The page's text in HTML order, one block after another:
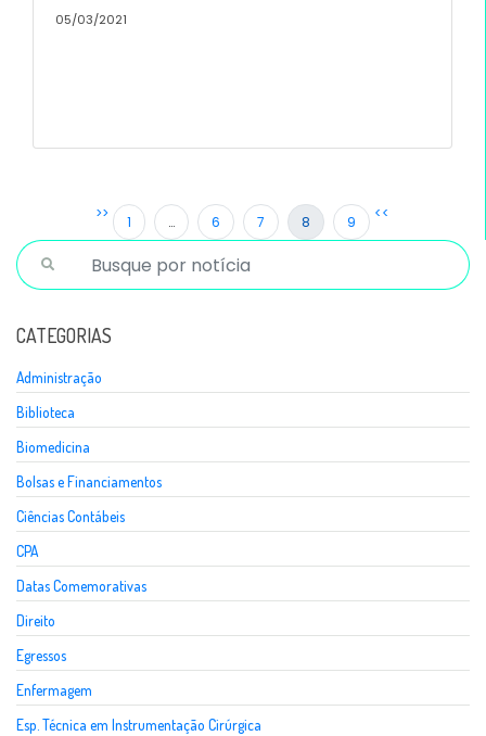
05/03/2021
>> 1 … 6 7 8 9 <<
CATEGORIAS
Administração
Biblioteca
Biomedicina
Bolsas e Financiamentos
Ciências Contábeis
CPA
Datas Comemorativas
Direito
Egressos
Enfermagem
Esp. Técnica em Instrumentação Cirúrgica